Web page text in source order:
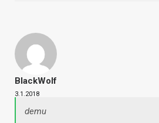
BlackWolf
3.1.2018
demu